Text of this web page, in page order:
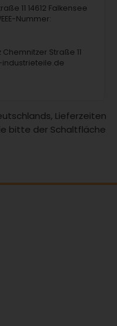
11 14612 Falkensee
Nummer:
Chemnitzer Straße 11
industrieteile.de
Lieferzeiten
bitte der Schaltfläche